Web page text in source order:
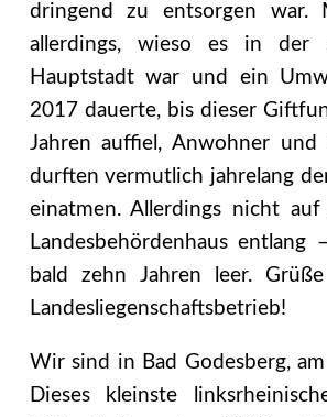
dringend zu entsorgen war.
allerdings, wieso es in der
Hauptstadt war und ein
2017 dauerte, bis dieser
Jahren auffiel, Anwohner und
durften vermutlich jahrelang
einatmen. Allerdings nicht
Landesbehördenhaus
bald zehn Jahren leer.
Landesliegenschaftsbetrieb!
Wir sind in Bad Godesberg,
Dieses kleinste